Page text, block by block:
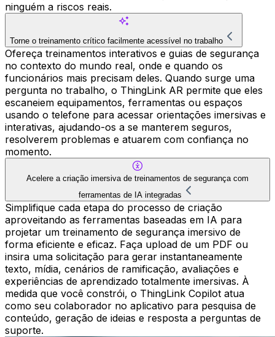
ninguém a riscos reais.
Torne o treinamento crítico facilmente acessível no trabalho
Ofereça treinamentos interativos e guias de segurança
no contexto do mundo real, onde e quando os
funcionários mais precisam deles. Quando surge uma
pergunta no trabalho, o ThingLink AR permite que eles
escaneiem equipamentos, ferramentas ou espaços
usando o telefone para acessar orientações imersivas e
interativas, ajudando-os a se manterem seguros,
resolverem problemas e atuarem com confiança no
momento.
Acelere a criação imersiva de treinamentos de segurança com
ferramentas de IA integradas
Simplifique cada etapa do processo de criação
aproveitando as ferramentas baseadas em IA para
projetar um treinamento de segurança imersivo de
forma eficiente e eficaz. Faça upload de um PDF ou
insira uma solicitação para gerar instantaneamente
texto, mídia, cenários de ramificação, avaliações e
experiências de aprendizado totalmente imersivas. À
medida que você constrói, o ThingLink Copilot atua
como seu colaborador no aplicativo para pesquisa de
conteúdo, geração de ideias e resposta a perguntas de
suporte.